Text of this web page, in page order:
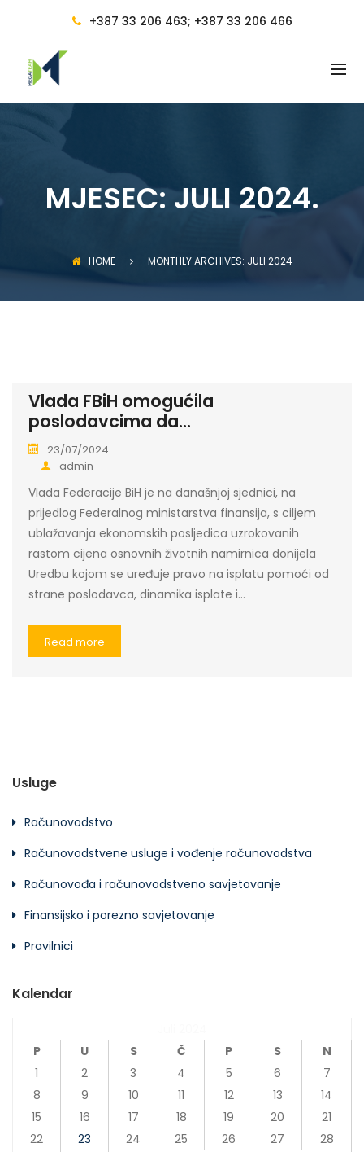
+387 33 206 463; +387 33 206 466
MJESEC:JULI 2024.
HOME MONTHLY ARCHIVES: JULI 2024
Vlada FBiH omogućila
poslodavcima da...
23/07/2024
admin
Vlada Federacije BiH je na današnjoj sjednici, na
prijedlog Federalnog ministarstva finansija, s ciljem
ublažavanja ekonomskih posljedica uzrokovanih
rastom cijena osnovnih životnih namirnica donijela
Uredbu kojom se uređuje pravo na isplatu pomoći od
strane poslodavca, dinamika isplate i…
Read more
Usluge
Računovodstvo
Računovodstvene usluge i vođenje računovodstva
Računovođa i računovodstveno savjetovanje
Finansijsko i porezno savjetovanje
Pravilnici
Kalendar
P
U S Č P S
N
1
2 3 4 5 6
7
8
9 10 11 12 13
14
15
16 17 18 19 20
21
22
23 24 25 26 27
28
RAČUNOVODSTVENE USLUGE
RAČUNOVODSTVO
VOĐENJE RAČUNOVODSTVA
RAČUNOVOĐA I
RAČUNOVODSTVENO
SAVJETOVANJE
OBUKA ZA RAD NA RAČUNARU